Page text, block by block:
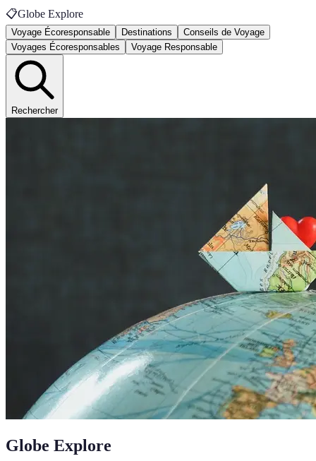
📋Globe Explore
Voyage Écoresponsable Destinations
Conseils de Voyage
Voyages Écoresponsables
Voyage Responsable
Rechercher
Globe Explore